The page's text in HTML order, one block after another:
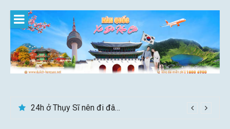
content
24h ở Thụy Sĩ nên đi đâu, chơi gì?
Du lịch Sri Lanka – Bật mí nên đi mùa nào đẹp